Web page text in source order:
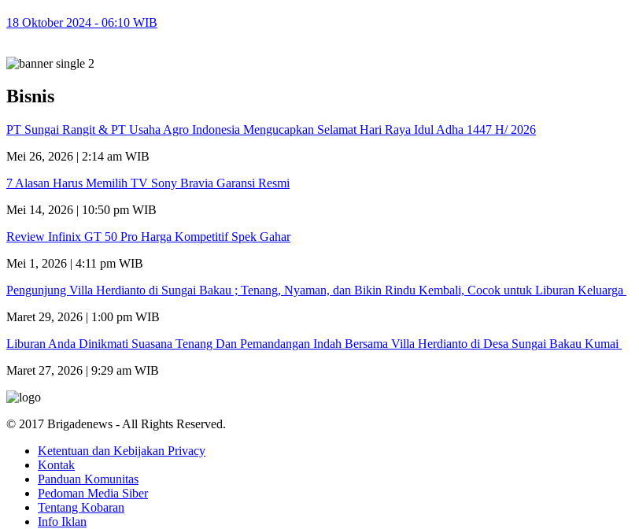
18 Oktober 2024 - 06:10 WIB
Bisnis
PT Sungai Rangit & PT Usaha Agro Indonesia Mengucapkan Selamat Hari Raya Idul Adha 1447 H/ 2026
Mei 26, 2026 | 2:14 am WIB
7 Alasan Harus Memilih TV Sony Bravia Garansi Resmi
Mei 14, 2026 | 10:50 pm WIB
Review Infinix GT 50 Pro Harga Kompetitif Spek Gahar
Mei 1, 2026 | 4:11 pm WIB
Pengunjung Villa Herdianto di Sungai Bakau ; Tenang, Nyaman, dan Bikin Rindu Kembali, Cocok untuk Liburan Keluarga
Maret 29, 2026 | 1:00 pm WIB
Liburan Anda Dinikmati Suasana Tenang Dan Pemandangan Indah Bersama Villa Herdianto di Desa Sungai Bakau Kumai
Maret 27, 2026 | 9:29 am WIB
© 2017 Brigadenews - All Rights Reserved.
Ketentuan dan Kebijakan Privacy
Kontak
Panduan Komunitas
Pedoman Media Siber
Tentang Kobaran
Info Iklan